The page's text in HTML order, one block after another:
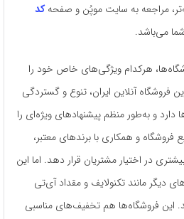
مراجعه به سایت موپُن و صفحهکد
شما می‌باشد.
هرکدام ویژگی‌های خاص خود را
فروشگاه آنلاین ایران، تنوع و گستردگی
و به‌طور منظم پیشنهادهای ویژه‌ای را
فروشگاه و همکاری با برندهای معتبر،
در اختیار مشتریان قرار دهد. اما این
دیگر مانند تکنولایف و مقداد آی‌تی
این فروشگاه‌ها هم تخفیف‌های مناسبی